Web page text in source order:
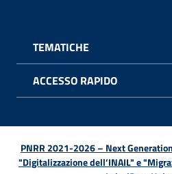
TEMATICHE
ACCESSO RAPIDO
PNRR 2021-2026 – Next
"Digitalizzazione dell’INAIL" e